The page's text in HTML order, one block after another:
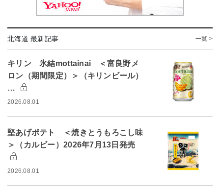
北海道 最新記事 一覧 >
キリン 氷結mottainai ＜富良野メ
ロン（期間限定）＞（キリンビール）
…
2026.08.01
堅あげポテト ＜焼きとうもろこし味
＞（カルビー）2026年7月13日発売
2026.08.01